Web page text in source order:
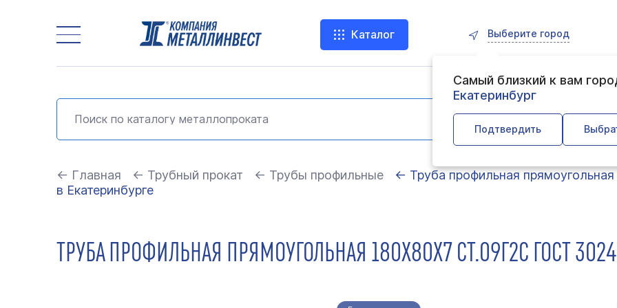
Каталог Выберите город
Самый близкий к вам
Екатеринбург
Подтвердить
← Главная ← Трубный прокат ← Трубы профильные
← Труба профильная
в Екатеринбурге
ТРУБА ПРОФИЛЬНАЯ ПРЯМОУГОЛЬНАЯ 180Х80Х7 СТ.09Г2С ГОСТ